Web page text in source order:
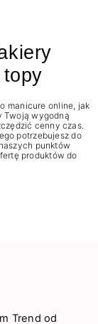
manicure online, jak
Twoją wygodną
cenny czas.
potrzebujesz do
punktów
produktów do